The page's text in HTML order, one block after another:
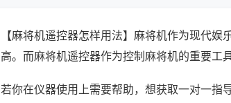
【麻将机遥控器怎样用法】麻将机作为现代
高。而麻将机遥控器作为控制麻将机的重要工
若你在仪器使用上需要帮助，想获取一对一指